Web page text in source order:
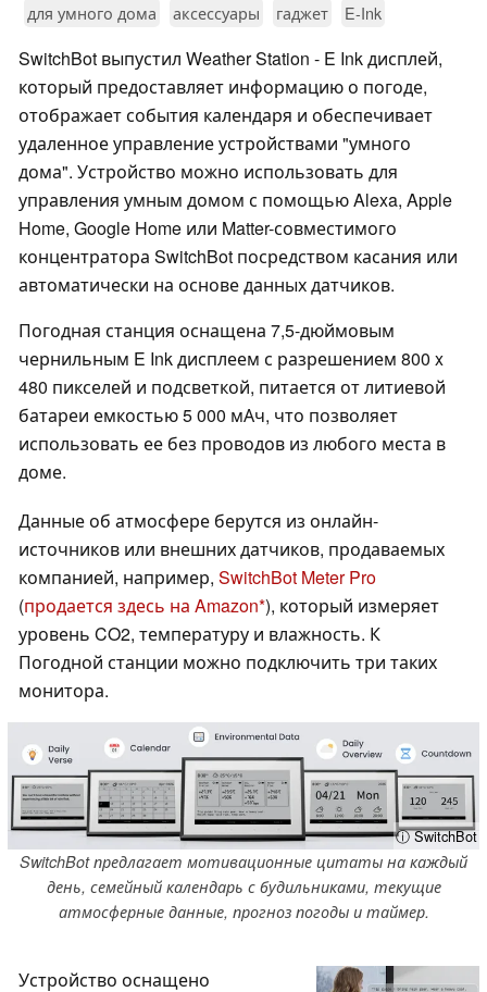
для умного дома аксессуары гаджет E-Ink
SwitchBot выпустил Weather Station - E Ink дисплей,
который предоставляет информацию о погоде,
отображает события календаря и обеспечивает
удаленное управление устройствами "умного
дома". Устройство можно использовать для
управления умным домом с помощью Alexa, Apple
Home, Google Home или Matter-совместимого
концентратора SwitchBot посредством касания или
автоматически на основе данных датчиков.
Погодная станция оснащена 7,5-дюймовым
чернильным E Ink дисплеем с разрешением 800 x
480 пикселей и подсветкой, питается от литиевой
батареи емкостью 5 000 мАч, что позволяет
использовать ее без проводов из любого места в
доме.
Данные об атмосфере берутся из онлайн-
источников или внешних датчиков, продаваемых
компанией, например, SwitchBot Meter Pro
(продается здесь на Amazon ), который измеряет
уровень CO2, температуру и влажность. К
Погодной станции можно подключить три таких
монитора.
ⓘ SwitchBot
SwitchBot предлагает мотивационные цитаты на каждый
день, семейный календарь с будильниками, текущие
атмосферные данные, прогноз погоды и таймер.
Устройство оснащено